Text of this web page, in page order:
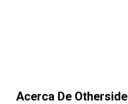
Acerca De Otherside